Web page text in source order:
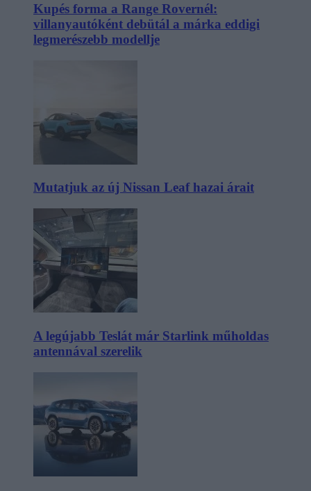
Kupés forma a Range Rovernél:
villanyautóként debütál a márka eddigi
legmerészebb modellje
Mutatjuk az új Nissan Leaf hazai árait
A legújabb Teslát már Starlink műholdas
antennával szerelik